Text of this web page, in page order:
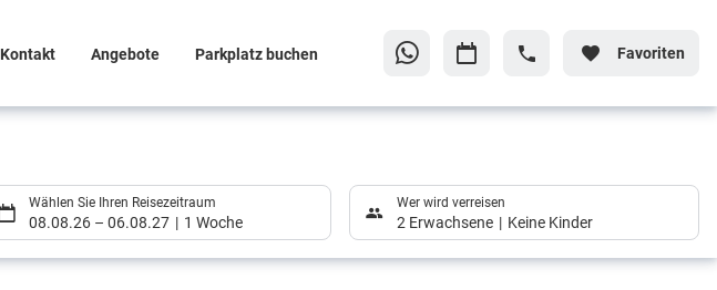
Kontakt Angebote Parkplatz buchen Favoriten
Wählen Sie Ihren Reisezeitraum
08.08.26 – 06.08.27 1 Woche
Wer wird verreisen
2 Erwachsene Keine Kinder